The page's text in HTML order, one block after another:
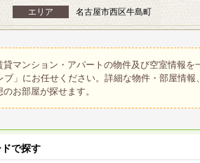
エリア 名古屋市西区牛島町
貸マンション・アパートの物件及び空室情報
ブ」にお任せください。詳細な物件・部屋情
お部屋が探せます。
で探す